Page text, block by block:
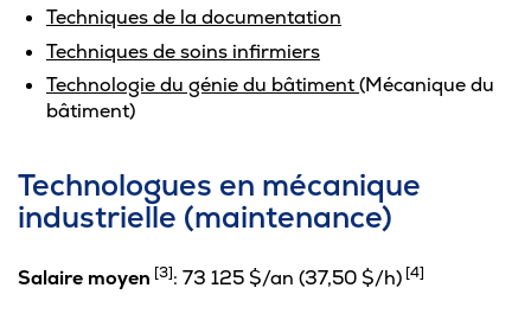
Techniques de la documentation
Techniques de soins infirmiers
Technologie du génie du bâtiment(Mécanique du
bâtiment)
Technologues en mécanique
industrielle (maintenance)
Salaire moyen [3]: 73 125 $/an (37,50 $/h) [4]